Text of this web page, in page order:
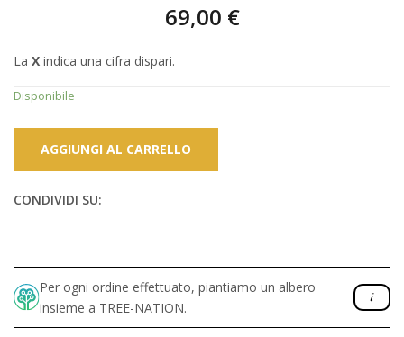
69,00 €
La X indica una cifra dispari.
Disponibile
AGGIUNGI AL CARRELLO
CONDIVIDI SU:
Per ogni ordine effettuato, piantiamo un albero
insieme a TREE-NATION.